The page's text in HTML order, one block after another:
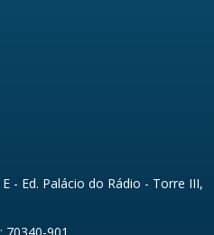
- Ed. Palácio do Rádio - Torre III,